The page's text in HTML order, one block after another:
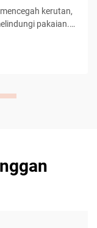
kerutan,
pakaian.